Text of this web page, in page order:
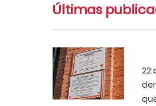
Últimas
22